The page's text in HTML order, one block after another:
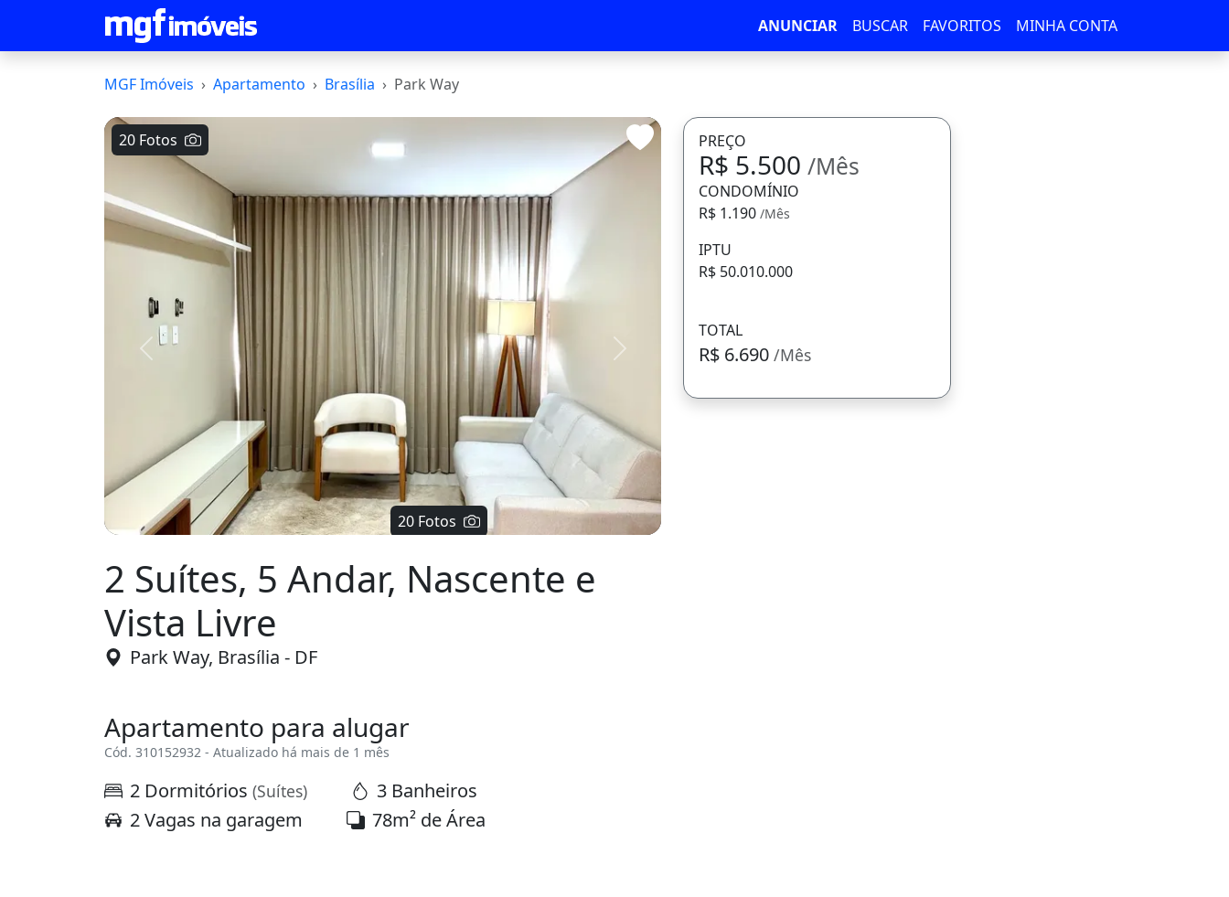
ANUNCIAR BUSCAR FAVORITOS MINHA CONTA
MGF Imóveis Apartamento Brasília Park Way
20 Fotos
20 Fotos
Voltar Avançar
2 Suítes, 5 Andar, Nascente e
Vista Livre
Park Way, Brasília - DF
Apartamento para alugar
Cód. 310152932 - Atualizado há mais de 1 mês
2 Dormitórios (Suítes)
3 Banheiros
2 Vagas na garagem
78m² de Área
PREÇO
R$ 5.500/Mês
CONDOMÍNIO
R$ 1.190/Mês
IPTU
R$ 50.010.000
TOTAL
R$ 6.690/Mês